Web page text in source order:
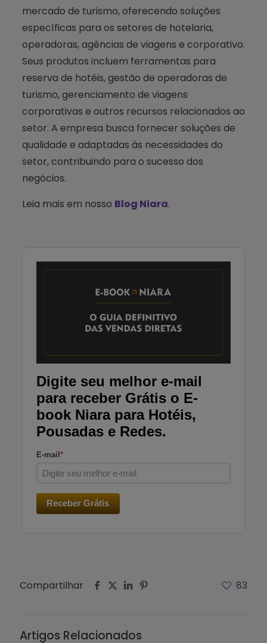
mercado de turismo, oferecendo soluções
específicas para os setores de hotelaria,
operadoras, agências de viagens e corporativo.
Seus produtos incluem ferramentas para
reserva de hotéis, gestão de operadoras de
turismo, gerenciamento de viagens
corporativas e outros recursos relacionados ao
setor. A empresa busca fornecer soluções de
qualidade e adaptadas às necessidades do
setor, contribuindo para o sucesso dos
negócios.
Leia mais em nosso Blog Niara.
Digite seu melhor e-mail
para receber Grátis o E-
book Niara para Hotéis,
Pousadas e Redes.
E-mail *
Receber Grátis
Compartilhar 83
Artigos Relacionados